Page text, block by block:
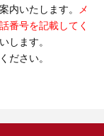
内いたします。
メ
番号を記載してく
します。
ださい。